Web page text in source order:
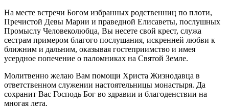
На месте встречи Богом избранных родственниц по плоти,
Пречистой Девы Марии и праведной Елисаветы, послушных
Промыслу Человеколюбца, Вы несете свой крест, служа
сестрам примером благого послушания, искренней любви к
ближним и дальним, оказывая гостеприимство и имея
усердное попечение о паломниках на Святой Земле.
Молитвенно желаю Вам помощи Христа Жизнодавца в
ответственном служении настоятельницы монастыря. Да
сохранит Вас Господь Бог во здравии и благоденствии на
многая лета.